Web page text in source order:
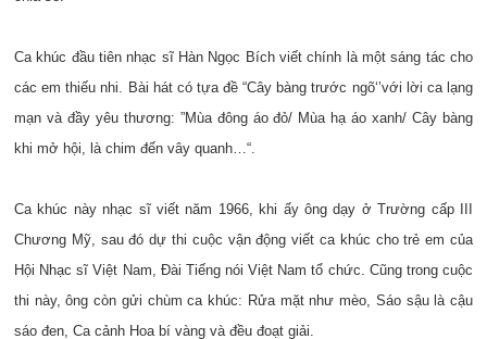
Ca khúc đầu tiên nhạc sĩ Hàn Ngọc Bích viết chính là một sáng tác cho
các em thiếu nhi. Bài hát có tựa đề “Cây bàng trước ngõ‘’với lời ca lạng
mạn và đầy yêu thương: ”Mùa đông áo đỏ/ Mùa hạ áo xanh/ Cây bàng
khi mở hội, là chim đến vây quanh…“.
Ca khúc này nhạc sĩ viết năm 1966, khi ấy ông dạy ở Trường cấp III
Chương Mỹ, sau đó dự thi cuộc vận động viết ca khúc cho trẻ em của
Hội Nhạc sĩ Việt Nam, Đài Tiếng nói Việt Nam tổ chức. Cũng trong cuộc
thi này, ông còn gửi chùm ca khúc: Rửa mặt như mèo, Sáo sậu là cậu
sáo đen, Ca cảnh Hoa bí vàng và đều đoạt giải.